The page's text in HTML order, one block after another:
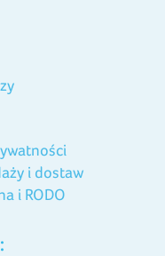
i dostaw
i RODO